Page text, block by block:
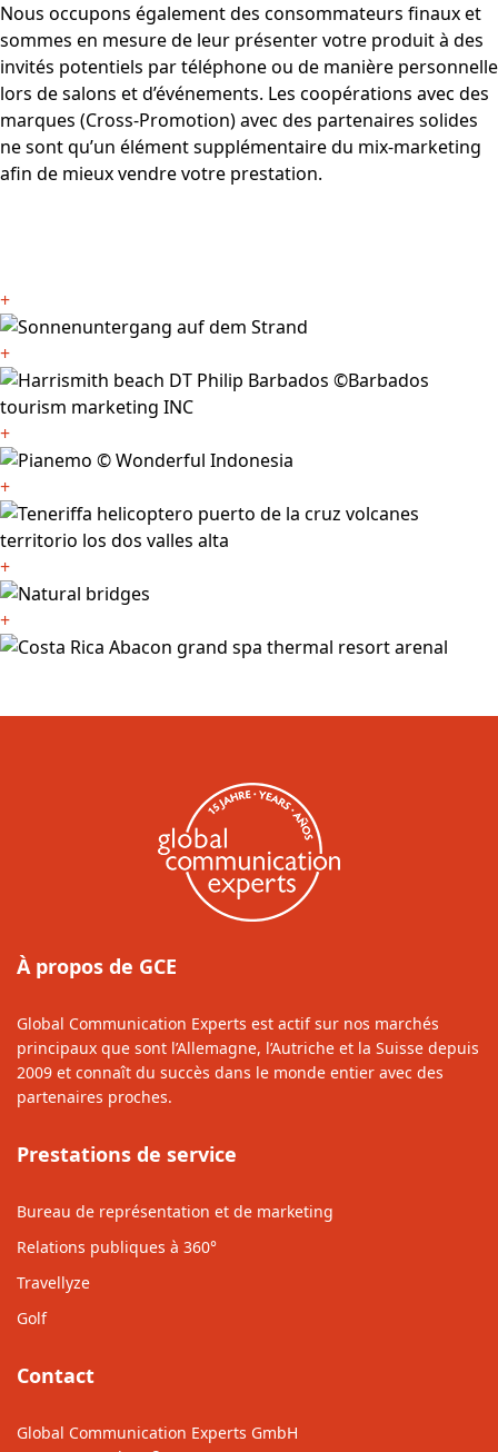
Nous occupons également des consommateurs finaux et
sommes en mesure de leur présenter votre produit à des
invités potentiels par téléphone ou de manière personnelle
lors de salons et d’événements. Les coopérations avec des
marques (Cross-Promotion) avec des partenaires solides
ne sont qu’un élément supplémentaire du mix-marketing
afin de mieux vendre votre prestation.
+
+
+
+
+
+
À propos de GCE
Global Communication Experts est actif sur nos marchés
principaux que sont l’Allemagne, l’Autriche et la Suisse depuis
2009 et connaît du succès dans le monde entier avec des
partenaires proches.
Prestations de service
Bureau de représentation et de marketing
Relations publiques à 360°
Travellyze
Golf
Contact
Global Communication Experts GmbH